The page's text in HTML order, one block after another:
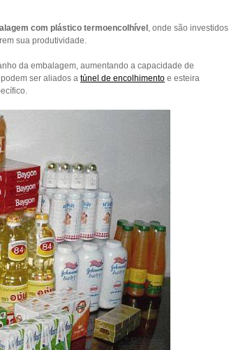
com plástico termoencolhível , onde são investidos
sua produtividade.
da embalagem, aumentando a capacidade de
ser aliados a túnel de encolhimento e esteira